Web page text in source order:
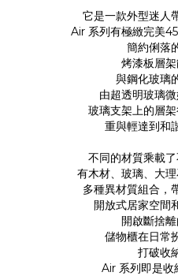
它是一款外型迷人
Air 系列有極緻完美
簡約俐落
烤漆板層
與鋼化玻璃
由超透明玻璃
玻璃支架上的層
重與輕達到和
不同的材質乘載
有木材、玻璃、大
多種異材質組合，
開放式居家空間
開啟斷捨
儲物櫃在日常
打破收
Air 系列即是收